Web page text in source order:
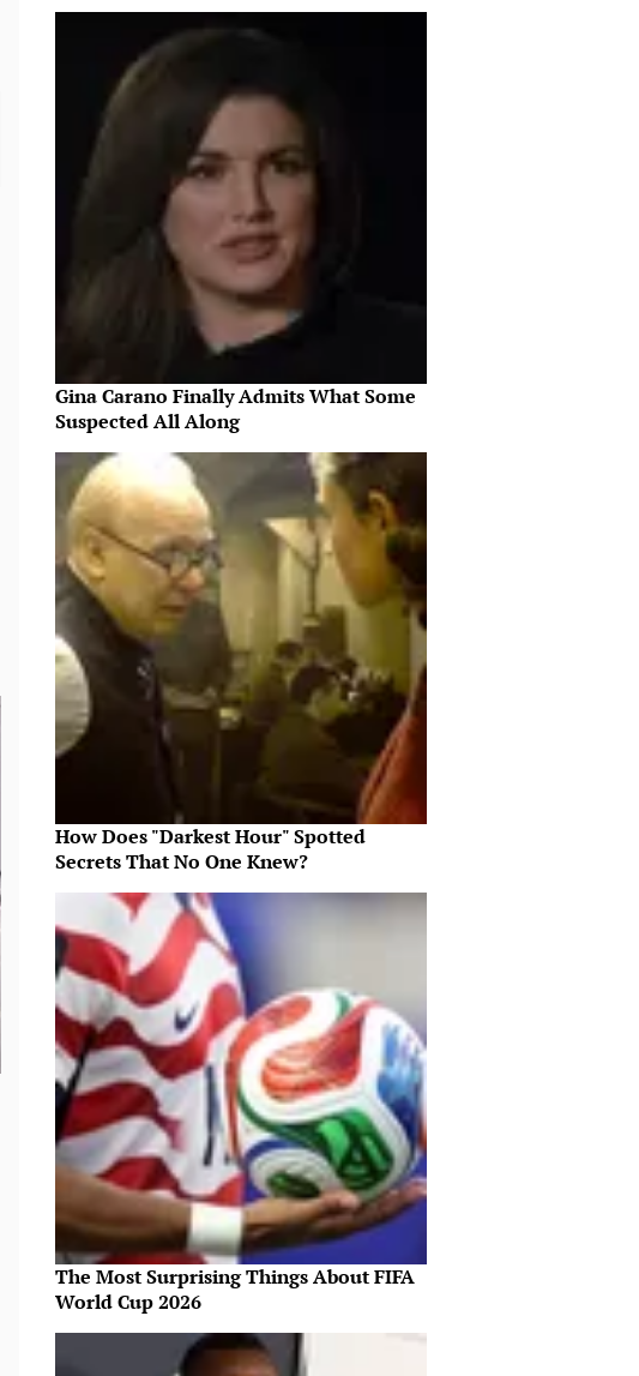
Gina Carano Finally Admits What Some
Suspected All Along
How Does "Darkest Hour" Spotted
Secrets That No One Knew?
The Most Surprising Things About FIFA
World Cup 2026